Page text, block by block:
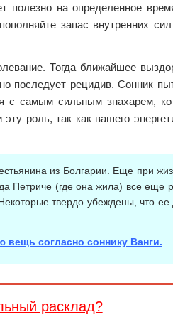
полезно на определенное
запас внутренних
Тогда ближайшее
последует рецидив. Сонник
с самым сильным знахарем,
роль, так как вашего
из Болгарии. Еще при
Петриче (где она жила) все еще
твердо убеждены, что ее
вещь согласно соннику Ванги.
расклад?